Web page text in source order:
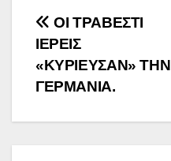
k
l
t
L
ί
Πλοήγηση
άρθρων
ΟΙ ΤΡΑΒΕΣΤΙ
ΙΕΡΕΙΣ
«ΚΥΡΙΕΥΣΑΝ» ΤΗΝ
ΓΕΡΜΑΝΙΑ.